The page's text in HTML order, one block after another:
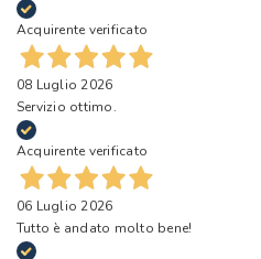
Acquirente verificato
08 Luglio 2026
Servizio ottimo.
Acquirente verificato
06 Luglio 2026
Tutto è andato molto bene!